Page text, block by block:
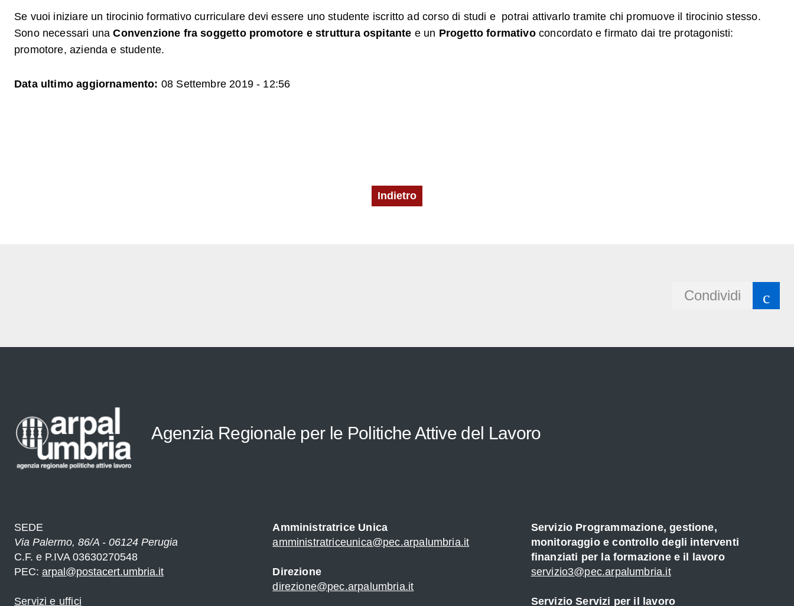
Se vuoi iniziare un tirocinio formativo curriculare devi essere uno studente iscritto ad corso di studi e potrai attivarlo tramite chi promuove il tirocinio stesso.
Sono necessari unaConvenzione fra soggetto promotore e struttura ospitante e un Progetto formativoconcordato e firmato dai tre protagonisti:
promotore, azienda e studente.
Data ultimo aggiornamento: 08 Settembre 2019 - 12:56
Indietro
Condividi
Agenzia Regionale per le Politiche Attive del Lavoro
SEDE
Via Palermo, 86/A - 06124 Perugia
C.F. e P.IVA 03630270548
PEC: arpal@postacert.umbria.it
Servizi e uffici
Amministratrice Unica
amministratriceunica@pec.arpalumbria.it
Direzione
direzione@pec.arpalumbria.it
Servizio Programmazione, gestione,
monitoraggio e controllo degli interventi
finanziati per la formazione e il lavoro
servizio3@pec.arpalumbria.it
Servizio Servizi per il lavoro